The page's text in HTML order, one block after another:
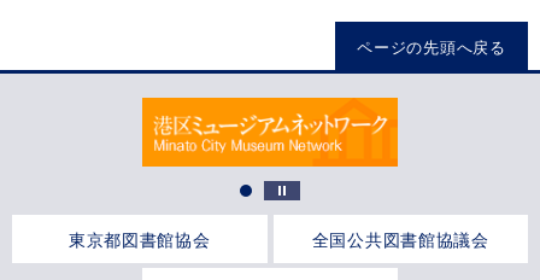
ページの先頭へ戻る
東京都図書館協会 全国公共図書館協議会